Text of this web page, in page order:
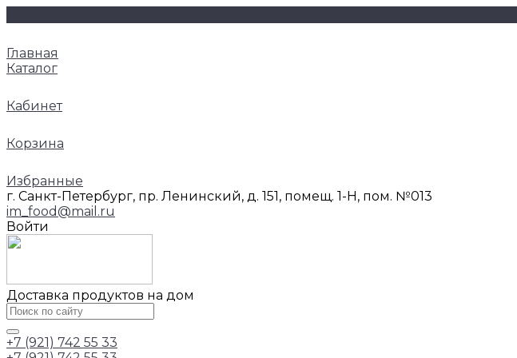
Главная
Каталог
Кабинет
Корзина
Избранные
г. Санкт-Петербург, пр. Ленинский, д. 151, помещ. 1-Н, пом. №013
im_food@mail.ru
Войти
Доставка продуктов на дом
+7 (921) 742 55 33